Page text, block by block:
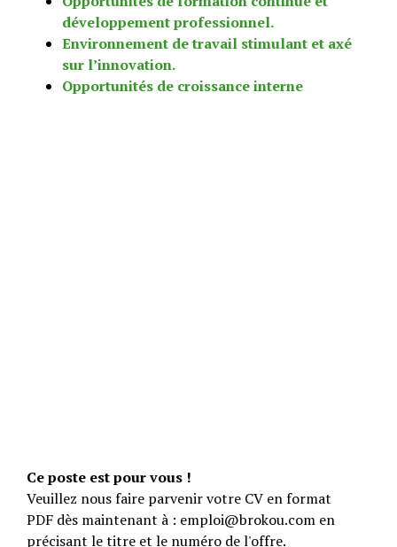
développement professionnel.
Environnement de travail stimulant et axé
sur l’innovation.
Opportunités de croissance interne
Ce poste est pour vous !
Veuillez nous faire parvenir votre CV en format
PDF dès maintenant à : emploi@brokou.com en
précisant le titre et le numéro de l'offre.